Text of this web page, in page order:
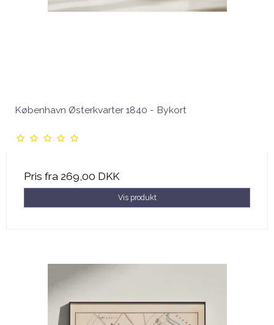
København Østerkvarter 1840 - Bykort
Pris fra 269,00 DKK
Vis produkt